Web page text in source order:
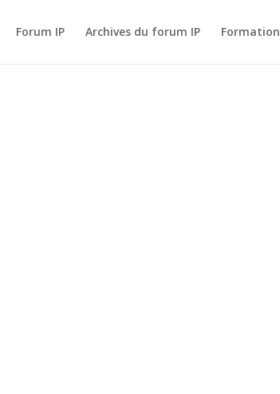
Forum IP Archives du forum IP Formation